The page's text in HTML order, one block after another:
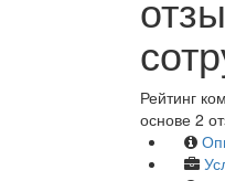
Рейтинг
основе 2